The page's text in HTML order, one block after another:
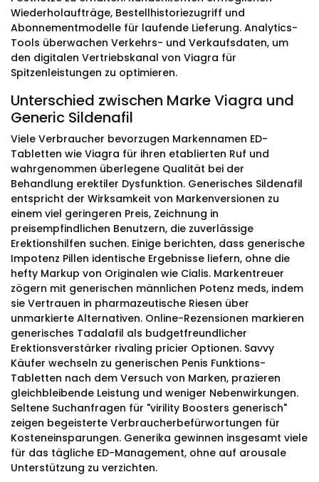
Wiederholaufträge, Bestellhistoriezugriff und
Abonnementmodelle für laufende Lieferung. Analytics-
Tools überwachen Verkehrs- und Verkaufsdaten, um
den digitalen Vertriebskanal von Viagra für
Spitzenleistungen zu optimieren.
Unterschied zwischen Marke Viagra und
Generic Sildenafil
Viele Verbraucher bevorzugen Markennamen ED-
Tabletten wie Viagra für ihren etablierten Ruf und
wahrgenommen überlegene Qualität bei der
Behandlung erektiler Dysfunktion. Generisches Sildenafil
entspricht der Wirksamkeit von Markenversionen zu
einem viel geringeren Preis, Zeichnung in
preisempfindlichen Benutzern, die zuverlässige
Erektionshilfen suchen. Einige berichten, dass generische
Impotenz Pillen identische Ergebnisse liefern, ohne die
hefty Markup von Originalen wie Cialis. Markentreuer
zögern mit generischen männlichen Potenz meds, indem
sie Vertrauen in pharmazeutische Riesen über
unmarkierte Alternativen. Online-Rezensionen markieren
generisches Tadalafil als budgetfreundlicher
Erektionsverstärker rivaling pricier Optionen. Savvy
Käufer wechseln zu generischen Penis Funktions-
Tabletten nach dem Versuch von Marken, prazieren
gleichbleibende Leistung und weniger Nebenwirkungen.
Seltene Suchanfragen für "virility Boosters generisch"
zeigen begeisterte Verbraucherbefürwortungen für
Kosteneinsparungen. Generika gewinnen insgesamt viele
für das tägliche ED-Management, ohne auf arousale
Unterstützung zu verzichten.